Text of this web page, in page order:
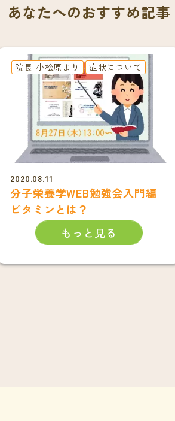
あなたへのおすすめ記事
院長 小松原より 症状について
2020.08.11
分子栄養学WEB勉強会入門編
ビタミンとは？
もっと見る